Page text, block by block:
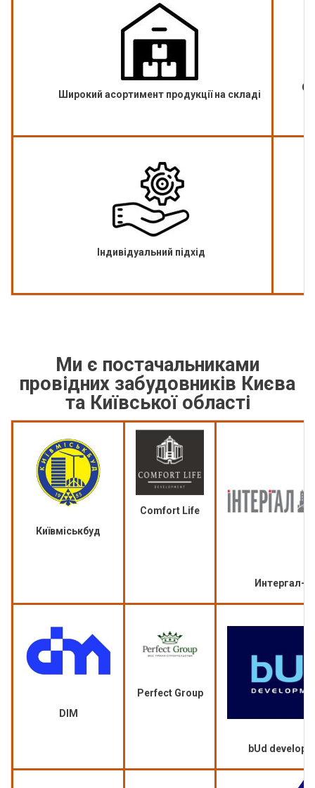
Широкий асортимент продукції на складі
Індивідуальний підхід
Ми є постачальниками
провідних забудовників Києва
та Київської області
Київміськбуд
Comfort Life
Интергал-
DIM
Perfect Group
bUd